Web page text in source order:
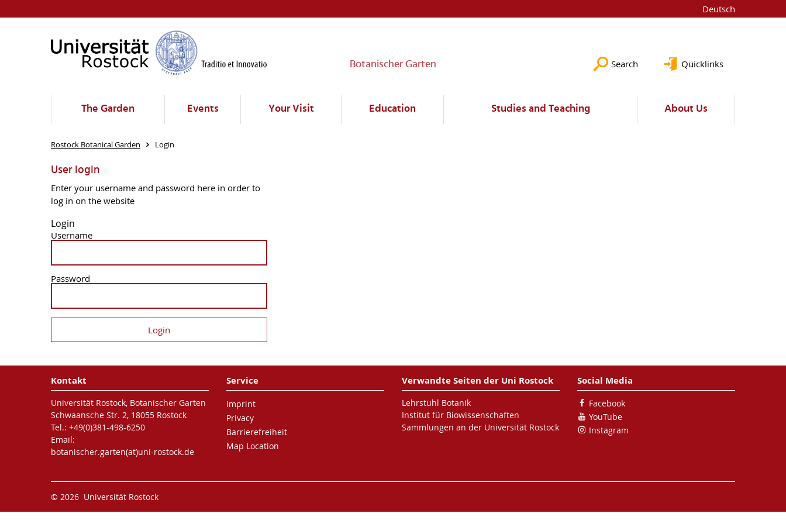
Deutsch
Botanischer Garten Search Quicklinks
The Garden Events Your Visit Education Studies and Teaching About Us
Rostock Botanical Garden Login
User login
Enter your username and password here in order to
log in on the website
Login
Username
Password
Kontakt
Universität Rostock, Botanischer Garten
Schwaansche Str. 2, 18055 Rostock
Tel.: +49(0)381-498-6250
Email:
botanischer.garten(at)uni-rostock.de
Service
Imprint
Privacy
Barrierefreiheit
Map Location
Verwandte Seiten der Uni Rostock
Lehrstuhl Botanik
Institut für Biowissenschaften
Sammlungen an der Universität Rostock
Social Media
Facebook
YouTube
Instagram
© 2026 Universität Rostock